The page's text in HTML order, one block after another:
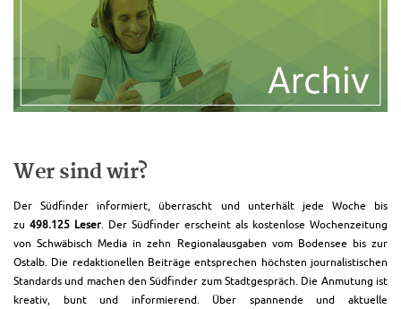
Wer sind wir?
Der Südfinder informiert, überrascht und unterhält jede Woche bis
zu 498.125 Leser. Der Südfinder erscheint als kostenlose Wochenzeitung
von Schwäbisch Media in zehn Regionalausgaben vom Bodensee bis zur
Ostalb. Die redaktionellen Beiträge entsprechen höchsten journalistischen
Standards und machen den Südfinder zum Stadtgespräch. Die Anmutung ist
kreativ, bunt und informierend. Über spannende und aktuelle